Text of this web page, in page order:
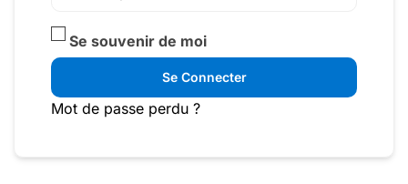
Se souvenir de moi
Se Connecter
Mot de passe perdu ?